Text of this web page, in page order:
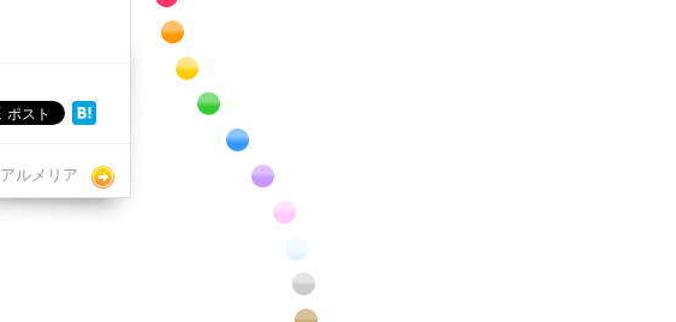
アルメリア
赤色の花のフリー写真素材
橙色の花のフリー写真素材
黄色の花のフリー写真素材
緑色の花のフリー写真素材
青色の花のフリー写真素材
紫色の花のフリー写真素材
白色の花のフリー写真素材
昆虫のフリー写真素材